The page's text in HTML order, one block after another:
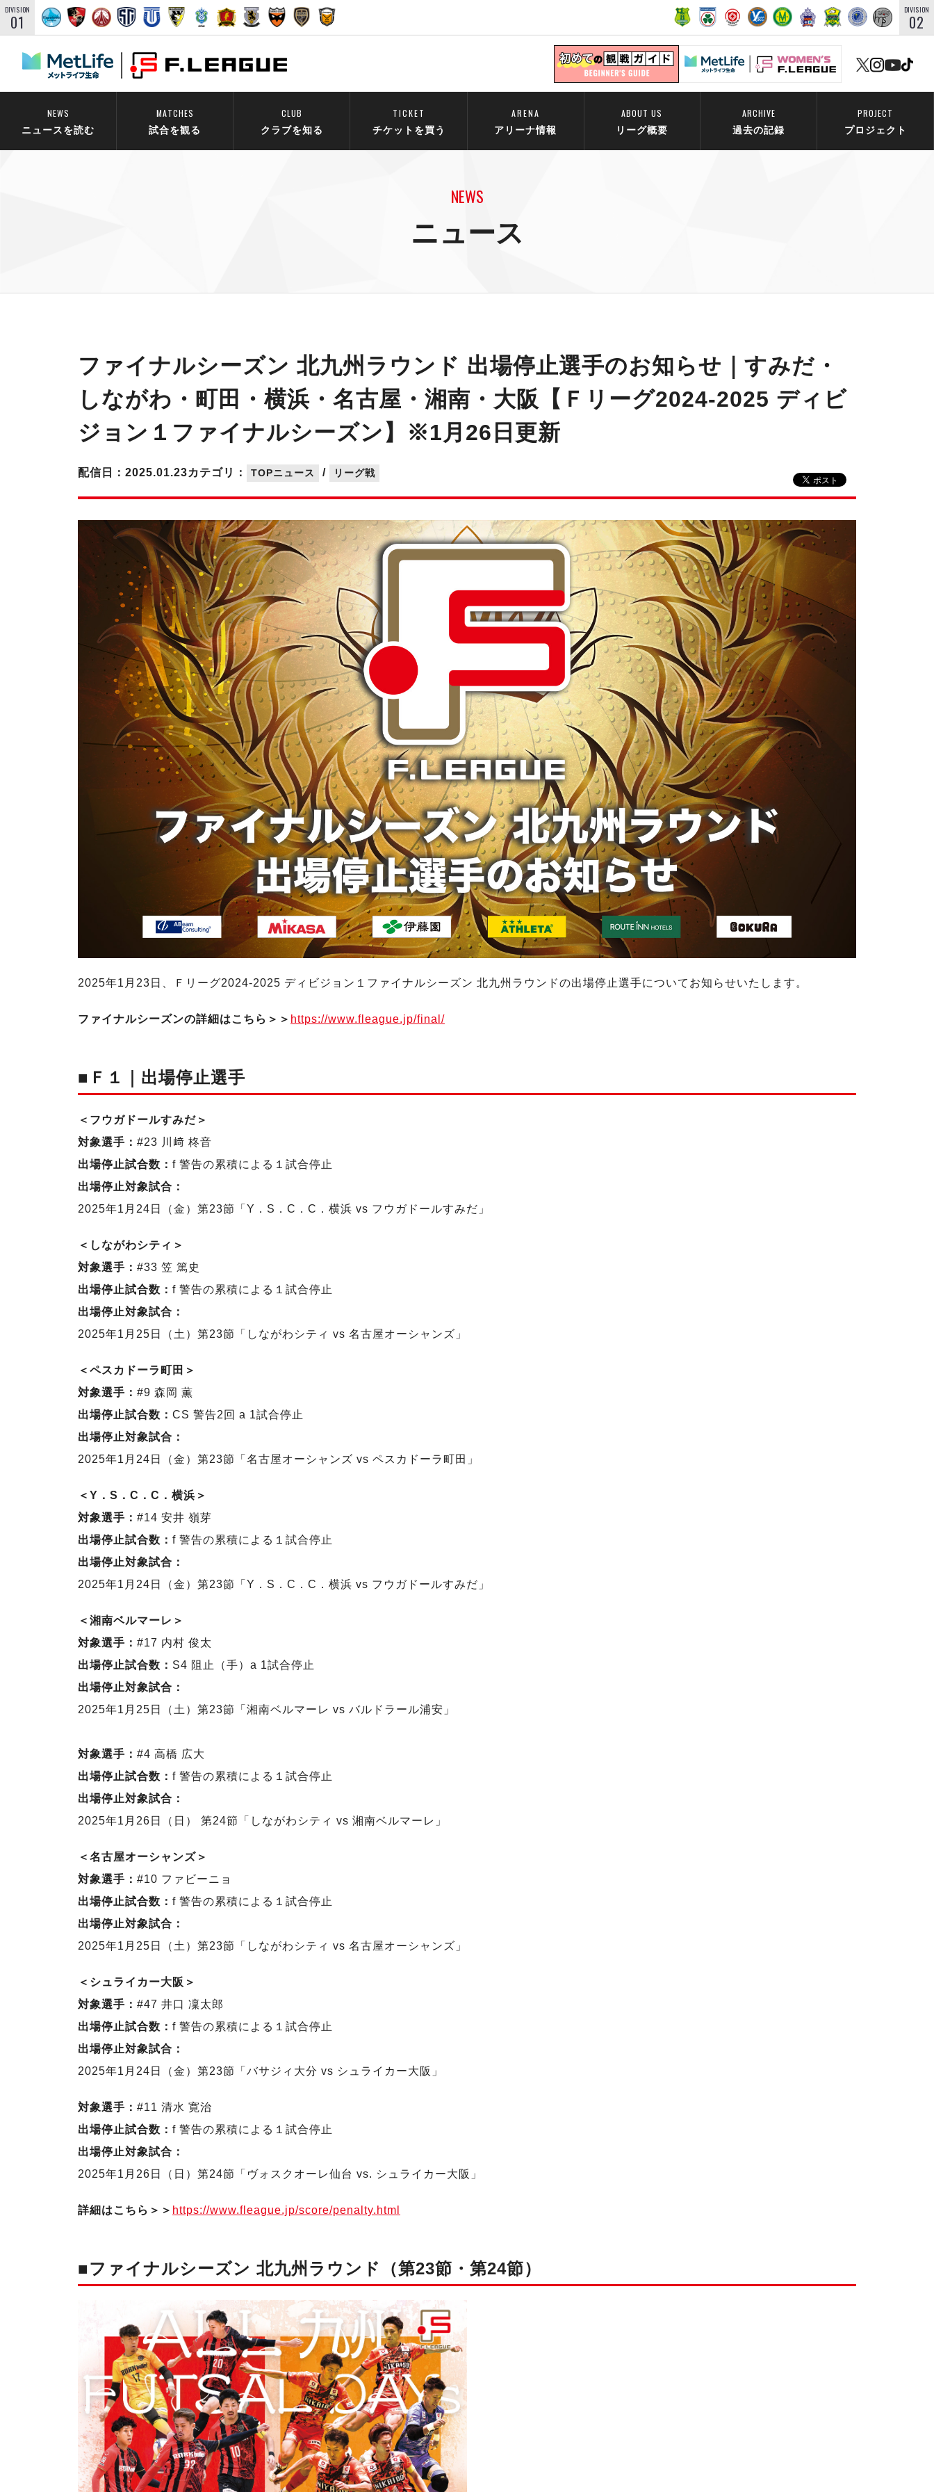
DIVISION
01
DIVISION
02
NEWS
ニュースを読む
MATCHES
試合を観る
CLUB
クラブを知る
TICKET
チケットを買う
ARENA
アリーナ情報
ABOUT US
リーグ概要
ARCHIVE
過去の記録
PROJECT
プロジェクト
NEWS
ニュース
ファイナルシーズン 北九州ラウンド 出場停止選手のお知らせ｜すみだ・
しながわ・町田・横浜・名古屋・湘南・大阪【Ｆリーグ2024-2025 ディビ
ジョン１ファイナルシーズン】※1月26日更新
カテゴリ： TOPニュース / リーグ戦
配信日：2025.01.23
2025年1月23日、Ｆリーグ2024-2025 ディビジョン１ファイナルシーズン 北九州ラウンドの出場停止選手についてお知らせいたします。
ファイナルシーズンの詳細はこちら＞＞ https://www.fleague.jp/final/
■Ｆ１｜出場停止選手
＜フウガドールすみだ＞
対象選手： #23 川﨑 柊音
出場停止試合数： f 警告の累積による１試合停止
出場停止対象試合：
2025年1月24日（金）第23節「Y．S．C．C．横浜 vs フウガドールすみだ」
＜しながわシティ＞
対象選手： #33 笠 篤史
出場停止試合数： f 警告の累積による１試合停止
出場停止対象試合：
2025年1月25日（土）第23節「しながわシティ vs 名古屋オーシャンズ」
＜ペスカドーラ町田＞
対象選手： #9 森岡 薫
出場停止試合数： CS 警告2回 a 1試合停止
出場停止対象試合：
2025年1月24日（金）第23節「名古屋オーシャンズ vs ペスカドーラ町田」
＜Y．S．C．C．横浜＞
対象選手： #14 安井 嶺芽
出場停止試合数： f 警告の累積による１試合停止
出場停止対象試合：
2025年1月24日（金）第23節「Y．S．C．C．横浜 vs フウガドールすみだ」
＜湘南ベルマーレ＞
対象選手： #17 内村 俊太
出場停止試合数： S4 阻止（手）a 1試合停止
出場停止対象試合：
2025年1月25日（土）第23節「湘南ベルマーレ vs バルドラール浦安」
対象選手： #4 高橋 広大
出場停止試合数： f 警告の累積による１試合停止
出場停止対象試合：
2025年1月26日（日） 第24節「しながわシティ vs 湘南ベルマーレ」
＜名古屋オーシャンズ＞
対象選手： #10 ファビーニョ
出場停止試合数： f 警告の累積による１試合停止
出場停止対象試合：
2025年1月25日（土）第23節「しながわシティ vs 名古屋オーシャンズ」
＜シュライカー大阪＞
対象選手： #47 井口 凜太郎
出場停止試合数： f 警告の累積による１試合停止
出場停止対象試合：
2025年1月24日（金）第23節「バサジィ大分 vs シュライカー大阪」
対象選手： #11 清水 寛治
出場停止試合数： f 警告の累積による１試合停止
出場停止対象試合：
2025年1月26日（日）第24節「ヴォスクオーレ仙台 vs. シュライカー大阪」
詳細はこちら＞＞ https://www.fleague.jp/score/penalty.html
■ファイナルシーズン 北九州ラウンド（第23節・第24節）